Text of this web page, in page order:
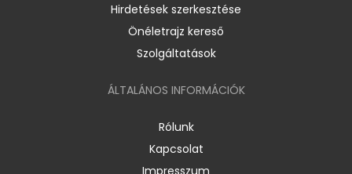
Hirdetések szerkesztése
Önéletrajz kereső
Szolgáltatások
ÁLTALÁNOS INFORMÁCIÓK
Rólunk
Kapcsolat
Impresszum